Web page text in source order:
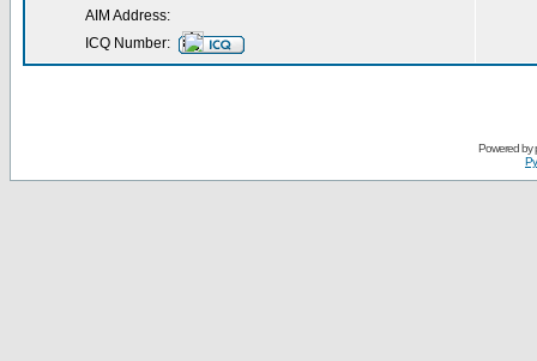
AIM Address:
ICQ Number:
Powered by